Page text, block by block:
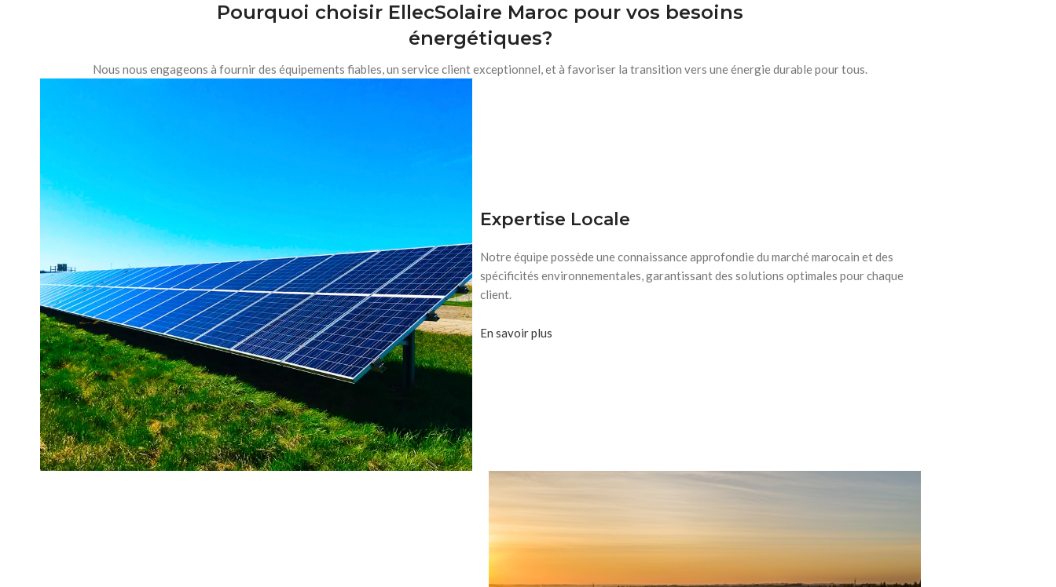
Pourquoi choisir EllecSolaire Maroc pour vos besoins
énergétiques?
Nous nous engageons à fournir des équipements fiables, un service client exceptionnel, et à favoriser la transition vers une énergie durable pour tous.
Expertise Locale
Notre équipe possède une connaissance approfondie du marché marocain et des
spécificités environnementales, garantissant des solutions optimales pour chaque
client.
En savoir plus